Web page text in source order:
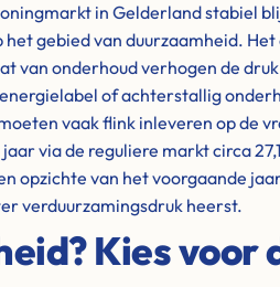
in Gelderland stabiel
gebied van duurzaamheid.
van onderhoud verhogen de
of achterstallig
vaak flink inleveren op de
via de reguliere markt circa
opzichte van het voorgaande
verduurzamingsdruk heerst.
Kies voor